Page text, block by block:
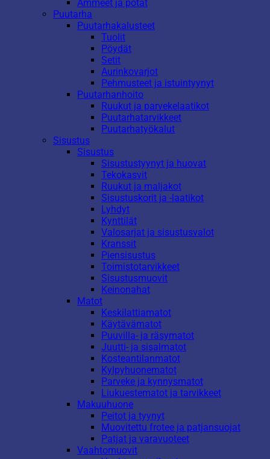
Ammeet ja potat
Puutarha
Puutarhakalusteet
Tuolit
Pöydät
Setit
Aurinkovarjot
Pehmusteet ja istuintyynyt
Puutarhanhoito
Ruukut ja parvekelaatikot
Puutarhatarvikkeet
Puutarhatyökalut
Sisustus
Sisustus
Sisustustyynyt ja huovat
Tekokasvit
Ruukut ja maljakot
Sisustuskorit ja -laatikot
Lyhdyt
Kynttilät
Valosarjat ja sisustusvalot
Kranssit
Piensisustus
Toimistotarvikkeet
Sisustusmuovit
Keinonahat
Matot
Keskilattiamatot
Käytävämatot
Puuvilla- ja räsymatot
Juutti- ja sisalmatot
Kosteantilanmatot
Kylpyhuonematot
Parveke ja kynnysmatot
Liukuestematot ja tarvikkeet
Makuuhuone
Peitot ja tyynyt
Muovitettu frotee ja patjansuojat
Patjat ja varavuoteet
Vaahtomuovit